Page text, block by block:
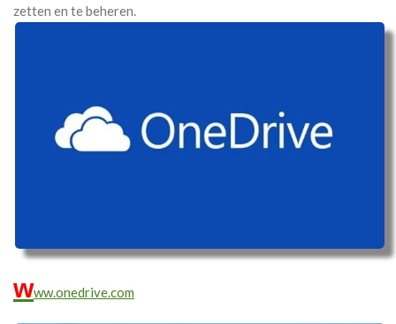
zetten en te beheren.
www.onedrive.com